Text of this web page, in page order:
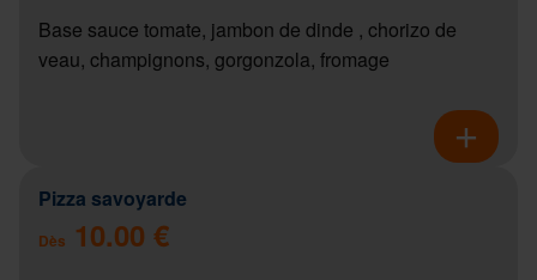
Base sauce tomate, jambon de dinde , chorizo de
veau, champignons, gorgonzola, fromage
Pizza savoyarde
Dès 10.00 €